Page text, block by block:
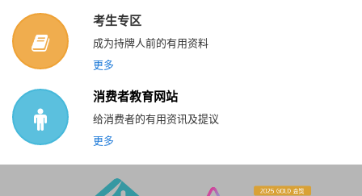
考生专区
成为持牌人前的有用资料
更多
消费者教育网站
给消费者的有用资讯及提议
更多